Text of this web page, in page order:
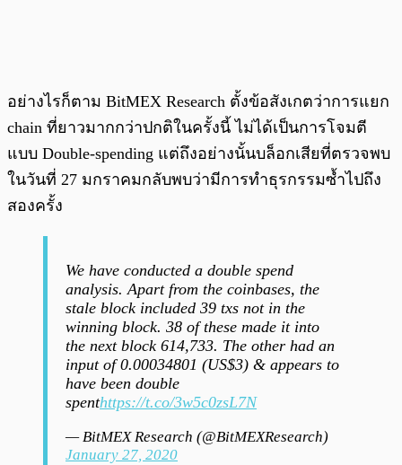
อย่างไรก็ตาม BitMEX Research ตั้งข้อสังเกตว่าการแยก
chain ที่ยาวมากกว่าปกติในครั้งนี้ ไม่ได้เป็นการโจมตี
แบบ Double-spending แต่ถึงอย่างนั้นบล็อกเสียที่ตรวจพบ
ในวันที่ 27 มกราคมกลับพบว่ามีการทำธุรกรรมซ้ำไปถึง
สองครั้ง
We have conducted a double spend
analysis. Apart from the coinbases, the
stale block included 39 txs not in the
winning block. 38 of these made it into
the next block 614,733. The other had an
input of 0.00034801 (US$3) & appears to
have been double
spenthttps://t.co/3w5c0zsL7N
— BitMEX Research (@BitMEXResearch)
January 27, 2020